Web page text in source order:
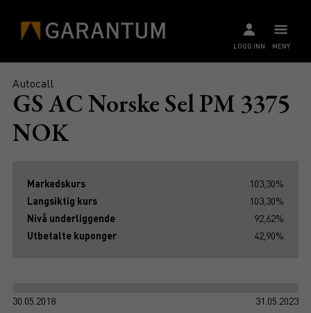
MENY
LOGG INN
Autocall
GS AC Norske Sel PM 3375
NOK
Markedskurs
103,30%
Langsiktig kurs
103,30%
Nivå underliggende
92,62%
Utbetalte kuponger
42,90%
30.05.2018 31.05.2023